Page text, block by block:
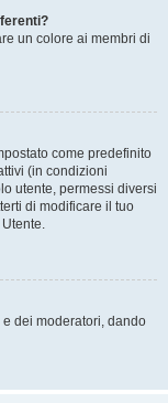
un colore ai membri di
come predefinito
(in condizioni
utente, permessi diversi
di modificare il tuo
dei moderatori, dando